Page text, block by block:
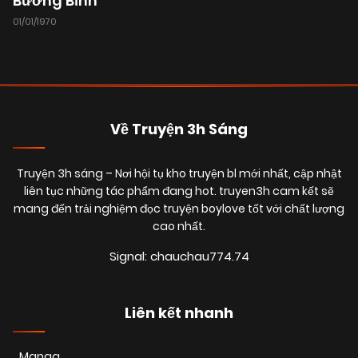
Chapter 69(VIP) 09/02/2026
Chapter 68
Chapter 67(VIP) 09/02/2026
09/02/2026
09/02/2026
01/01/1970
Về Truyện 3h Sáng
Truyện 3h sáng – Nơi hội tụ kho truyện bl mới nhất, cập nhật
liên tục những tác phẩm đang hot. truyen3h cam kết sẽ
mang đến trải nghiệm đọc truyện boylove tốt với chất lượng
cao nhất.
Signal: chauchau774.74
Liên kết nhanh